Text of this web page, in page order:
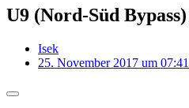
U9 (Nord-Süd
Isek
25. November 2017 um 07:41